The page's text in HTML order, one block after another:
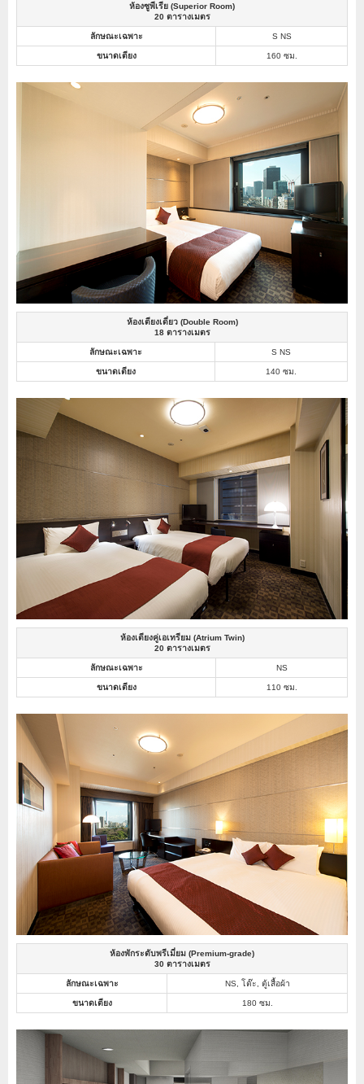
ห้องซูพีเรีย (Superior Room)
20 ตารางเมตร
ลักษณะเฉพาะ S NS
ขนาดเตียง 160 ซม.
ห้องเตียงเดี่ยว (Double Room)
18 ตารางเมตร
ลักษณะเฉพาะ S NS
ขนาดเตียง 140 ซม.
ห้องเตียงคู่เอเทรียม (Atrium Twin)
20 ตารางเมตร
ลักษณะเฉพาะ NS
ขนาดเตียง 110 ซม.
ห้องพักระดับพรีเมี่ยม (Premium-grade)
30 ตารางเมตร
ลักษณะเฉพาะ NS, โต๊ะ, ตู้เสื้อผ้า
ขนาดเตียง 180 ซม.